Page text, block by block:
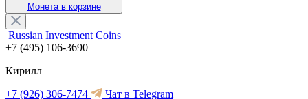
Монета в корзине
Russian Investment Coins
+7 (495) 106-3690
Кирилл
+7 (926) 306-7474
Чат в Telegram